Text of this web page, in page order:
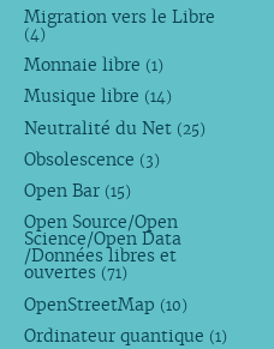
Migration vers le Libre
(4)
Monnaie libre (1)
Musique libre (14)
Neutralité du Net (25)
Obsolescence (3)
Open Bar (15)
Open Source/Open
Science/Open Data
/Données libres et
ouvertes (71)
OpenStreetMap (10)
Ordinateur quantique (1)